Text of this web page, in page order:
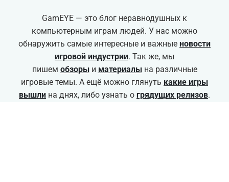
GamEYE — это блог неравнодушных к
компьютерным играм людей. У нас можно
обнаружить самые интересные и важные новости
игровой индустрии. Так же, мы
пишем обзорыи материалына различные
игровые темы. А ещё можно глянуть какие игры
вышли на днях, либо узнать о грядущих релизов.